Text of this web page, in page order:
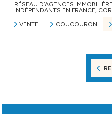
RÉSEAU D’AGENCES
INDÉPENDANTS EN FRANCE,
VENTE
COUCOURON